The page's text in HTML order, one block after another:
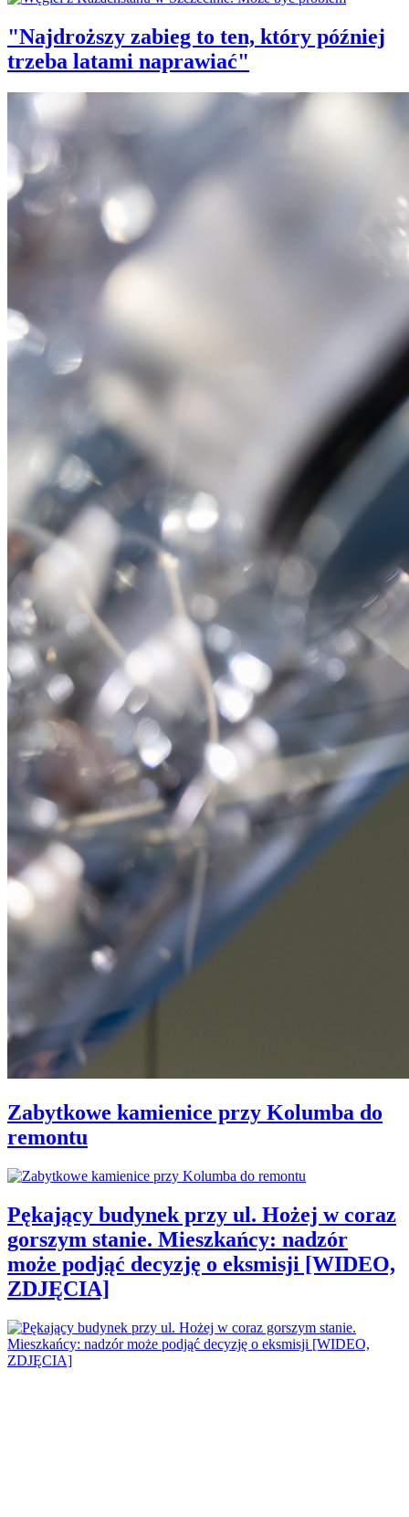
"Najdroższy zabieg to ten, który później
trzeba latami naprawiać"
Zabytkowe kamienice przy Kolumba do
remontu
Pękający budynek przy ul. Hożej w coraz
gorszym stanie. Mieszkańcy: nadzór
może podjąć decyzję o eksmisji [WIDEO,
ZDJĘCIA]